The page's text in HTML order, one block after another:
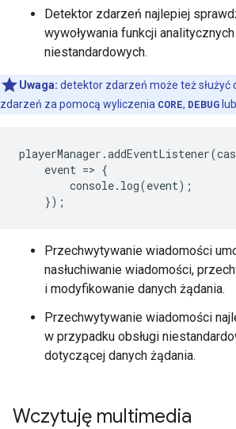
Detektor zdarzeń najlepiej
wywoływania funkcji
niestandardowych.
Uwaga: detektor zdarzeń może też służyć
zdarzeń za pomocą wyliczenia CORE, DEBUG lub
playerManager .addEventListener(
event => {
console. log(event);
});
Przechwytywanie wiadomości
nasłuchiwanie wiadomości,
i modyfikowanie danych żądania.
Przechwytywanie wiadomości
w przypadku obsługi
dotyczącej danych żądania.
Wczytuję multimedia